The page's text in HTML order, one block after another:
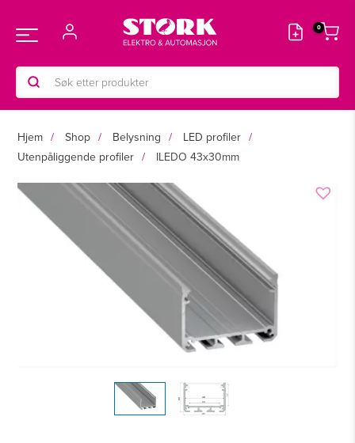
rett
innholdet
Main
Menu
Products
search
Hjem Shop Belysning
LED profiler
Utenpåliggende profiler
ILEDO 43x30mm